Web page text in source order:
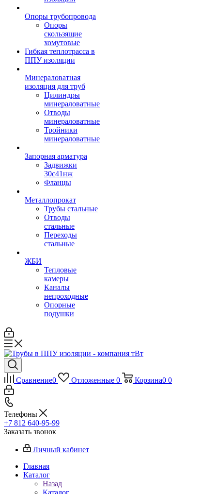
Опоры трубопровода
Опоры
скользящие
хомутовые
Гибкая теплотрасса в
ППУ изоляции
Минераловатная
изоляция для труб
Цилиндры
минераловатные
Отводы
минераловатные
Тройники
минераловатные
Запорная арматура
Задвижки
30с41нж
Фланцы
Металлопрокат
Трубы стальные
Отводы
стальные
Переходы
стальные
ЖБИ
Тепловые
камеры
Каналы
непроходные
Опорные
подушки
Сравнение0 Отложенные 0 Корзина0 0
Телефоны
+7 812 640-95-99
Заказать звонок
Личный кабинет
Главная
Каталог
Назад
Каталог